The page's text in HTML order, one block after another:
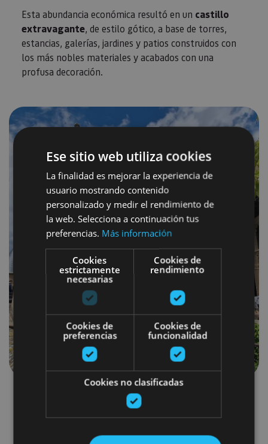
Esta abundancia económica resultó en un castillo
extravagante, de estilo gótico, a base de torres,
estancias, galerías, jardines y patios construidos con
los más nobles materiales y acabados con una
profusa decoración.
"Seguro estoy que no hay
Ese sitio web utiliza cookies
La finalidad es mejorar la experiencia de
usuario mostrando contenido
personalizado y medir el rendimiento de
la web. Selecciona a continuación tus
preferencias. Más información
Cookies
estrictamente
necesarias
Cookies de
rendimiento
Cookies de
preferencias
Cookies de
funcionalidad
Cookies no clasificadas